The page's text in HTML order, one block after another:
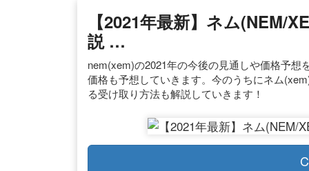
【2021年最新】ネム(NEM/
説 …
nem(xem)の2021年の今後の見通しや価格予
価格も予想していきます。今のうちにネム
る受け取り方法も解説していきます！